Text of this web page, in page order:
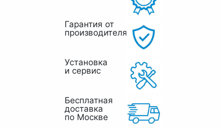
Гарантия от
производителя
Установка
и сервис
Бесплатная
доставка
по Москве